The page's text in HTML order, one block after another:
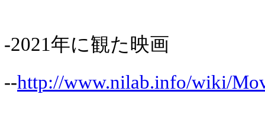
-2021年に観た映画
--http://www.nilab.info/wiki/